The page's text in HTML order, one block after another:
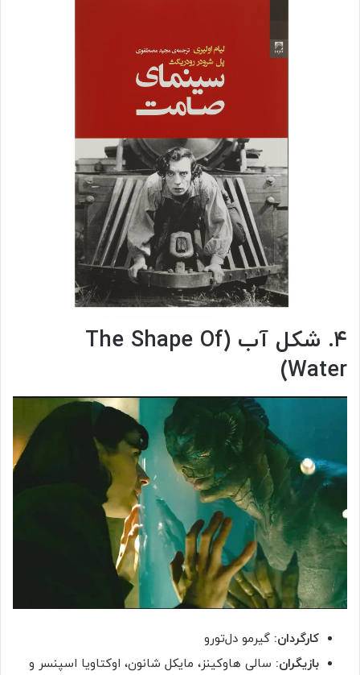
۴. شکل آب (The Shape Of
Water)
کارگردان: گیرمو دل‌تورو
بازیگران: سالی هاوکینز، مایکل شانون، اوکتاویا اسپنسر و